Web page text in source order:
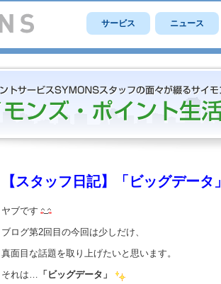
サービス ニュース
【スタッフ日記】「ビッグデータ」
ヤブです
ブログ第2回目の今回は少しだけ、
真面目な話題を取り上げたいと思います。
それは… 「ビッグデータ」